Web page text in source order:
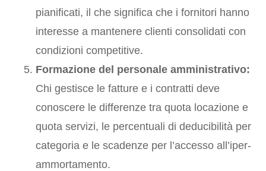
pianificati, il che significa che i fornitori hanno
interesse a mantenere clienti consolidati con
condizioni competitive.
Formazione del personale amministrativo:
Chi gestisce le fatture e i contratti deve
conoscere le differenze tra quota locazione e
quota servizi, le percentuali di deducibilità per
categoria e le scadenze per l’accesso all’iper-
ammortamento.